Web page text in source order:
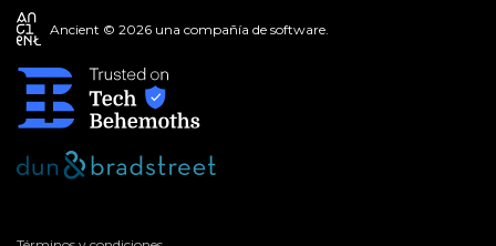
Ancient © 2026 una compañía de software.